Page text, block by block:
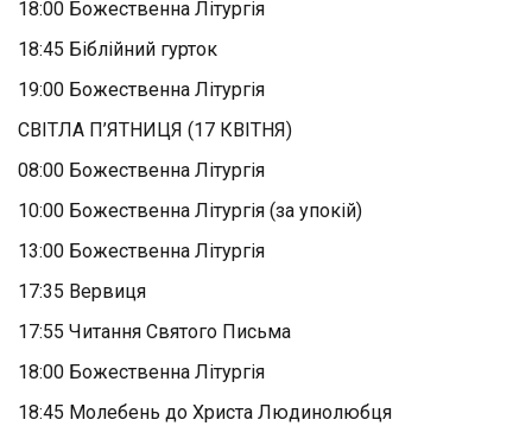
18:00 Божественна Літургія
18:45 Біблійний гурток
19:00 Божественна Літургія
СВІТЛА П’ЯТНИЦЯ (17 КВІТНЯ)
08:00 Божественна Літургія
10:00 Божественна Літургія (за упокій)
13:00 Божественна Літургія
17:35 Вервиця
17:55 Читання Святого Письма
18:00 Божественна Літургія
18:45 Молебень до Христа Людинолюбця